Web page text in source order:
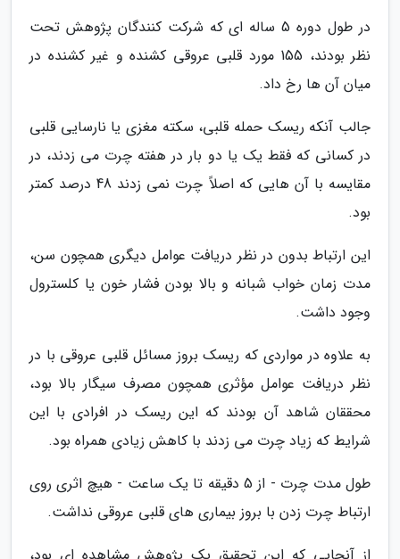
در طول دوره 5 ساله ای که شرکت کنندگان پژوهش تحت
نظر بودند، 155 مورد قلبی عروقی کشنده و غیر کشنده در
میان آن ها رخ داد.
جالب آنکه ریسک حمله قلبی، سکته مغزی یا نارسایی قلبی
در کسانی که فقط یک یا دو بار در هفته چرت می زدند، در
مقایسه با آن هایی که اصلاً چرت نمی زدند 48 درصد کمتر
بود.
این ارتباط بدون در نظر دریافت عوامل دیگری همچون سن،
مدت زمان خواب شبانه و بالا بودن فشار خون یا کلسترول
وجود داشت.
به علاوه در مواردی که ریسک بروز مسائل قلبی عروقی با در
نظر دریافت عوامل مؤثری همچون مصرف سیگار بالا بود،
محققان شاهد آن بودند که این ریسک در افرادی با این
شرایط که زیاد چرت می زدند با کاهش زیادی همراه بود.
طول مدت چرت - از 5 دقیقه تا یک ساعت - هیچ اثری روی
ارتباط چرت زدن با بروز بیماری های قلبی عروقی نداشت.